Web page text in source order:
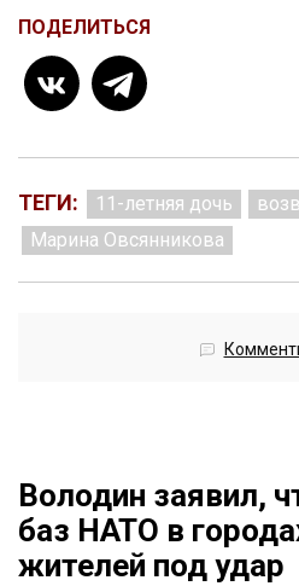
ПОДЕЛИТЬСЯ
ТЕГИ: 11-летняя дочь
Марина Овсянникова
Володин заявил,
баз НАТО в
жителей под удар